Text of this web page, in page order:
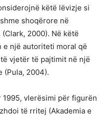
këtë lëvizje si
shoqërore në
2000). Në këtë
e një autoriteti moral që
vjetër të pajtimit në një
(Pula, 2004).
vlerësimi për figurën
të rritej (Akademia e